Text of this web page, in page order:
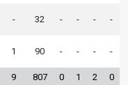
- 32 - - - -
1 90 - - - -
9 807 0 1 2 0